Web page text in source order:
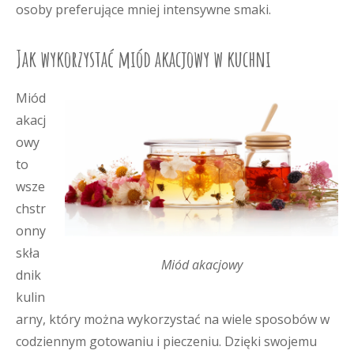
osoby preferujące mniej intensywne smaki.
Jak wykorzystać miód akacjowy w kuchni
Miód akacjowy
Miód
akacj
owy
to
wsze
chstr
onny
skła
dnik
kulin
arny, który można wykorzystać na wiele sposobów w
codziennym gotowaniu i pieczeniu. Dzięki swojemu